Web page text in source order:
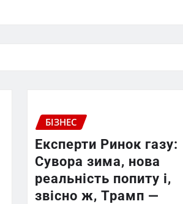
БІЗНЕС
Експерти Ринок газу:
Сувора зима, нова
реальність попиту і,
звісно ж, Трамп —